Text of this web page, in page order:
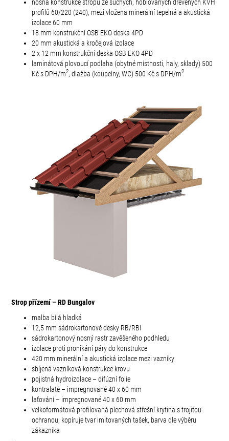
nosná konstrukce stropu ze suchých, hoblovaných dřevěných KVH
profilů 60/220 (240), mezi vložena minerální tepelná a akustická
izolace 60 mm
18 mm konstrukční OSB EKO deska 4PD
20 mm akustická a kročejová izolace
2 x 12 mm konstrukční deska OSB EKO 4PD
laminátová plovoucí podlaha (obytné místnosti, haly, sklady) 500
Kč s DPH/m2, dlažba (koupelny, WC) 500 Kč s DPH/m2
Strop přízemí – RD Bungalov
malba bílá hladká
12,5 mm sádrokartonové desky RB/RBI
sádrokartonový nosný rastr zavěšeného podhledu
izolace proti pronikání páry do konstrukce
420 mm minerální a akustická izolace mezi vazníky
sbíjená vazníková konstrukce krovu
pojistná hydroizolace – difúzní folie
kontralatě – impregnované 40 x 60 mm
laťování – impregnované 40 x 60 mm
velkoformátová profilovaná plechová střešní krytina s trojitou
ochranou, kopíruje tvar imitovaných tašek, barva dle výběru
zákazníka